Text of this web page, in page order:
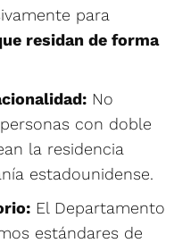
para
residan de forma
No
con doble
la residencia
estadounidense.
El Departamento
estándares de